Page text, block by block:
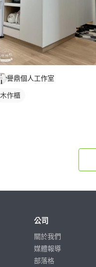
譽鼎個人工作室
木作櫃
公司
關於我們
媒體報導
部落格